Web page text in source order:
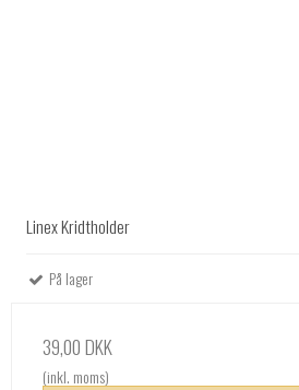
Linex Kridtholder
På lager
39,00 DKK
(inkl. moms)